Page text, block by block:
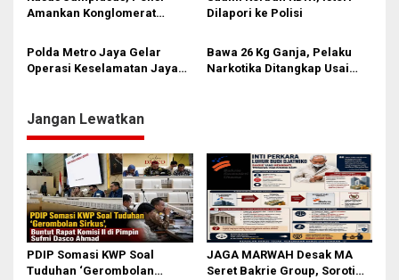
p
o
Amankan Konglomerat
Dilapori ke Polisi
Polda Metro Jaya Gelar
Operasi Keselamatan Jaya
Bawa 26 Kg Ganja, Pelaku
Narkotika Ditangkap Usai
Jangan Lewatkan
PDIP Somasi KWP Soal
Tuduhan ‘Gerombolan
JAGA MARWAH Desak MA
Seret Bakrie Group, Soroti